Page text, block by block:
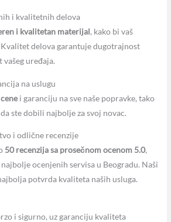
i kvalitetnih delova
i kvalitetan materijal, kako bi vaš
delova garantuje dugotrajnost
vašeg uređaja.
na uslugu
i garanciju na sve naše popravke, tako
ste dobili najbolje za svoj novac.
i odlične recenzije
50 recenzija sa prosečnom ocenom 5.0,
ocenjenih servisa u Beogradu. Naši
potvrda kvaliteta naših usluga.
i sigurno, uz garanciju kvaliteta